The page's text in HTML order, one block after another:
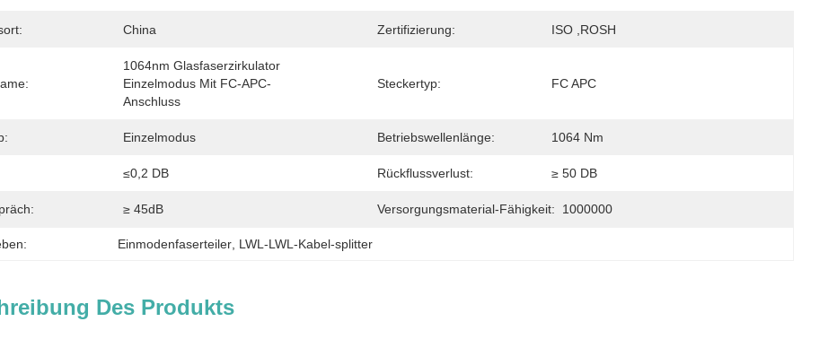
China Zertifizierung: ISO ,ROSH
1064nm Glasfaserzirkulator
Einzelmodus Mit FC-APC-
Anschluss
Steckertyp: FC APC
Einzelmodus Betriebswellenlänge: 1064 Nm
≤0,2 DB Rückflussverlust: ≥ 50 DB
≥ 45dB Versorgungsmaterial-Fähigkeit: 1000000
Einmodenfaserteiler LWL-LWL-Kabel-splitter
Des Produkts